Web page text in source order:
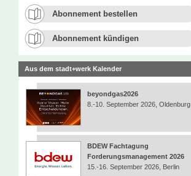
Abonnement bestellen
Abonnement kündigen
Aus dem stadt+werk Kalender
beyondgas2026
8.-10. September 2026, Oldenburg
BDEW Fachtagung
Forderungsmanagement 2026
15.-16. September 2026, Berlin